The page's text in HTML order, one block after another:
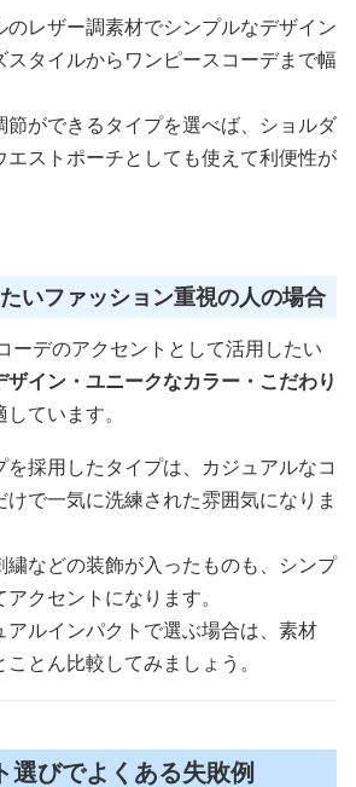
のレザー調素材でシンプルなデザイン
タイルからワンピースコーデまで幅
節ができるタイプを選べば、ショルダ
エストポーチとしても使えて利便性が
いファッション重視の人の場合
ーデのアクセントとして活用したい
ザイン・ユニークなカラー・こだわり
ています。
採用したタイプは、カジュアルなコ
で一気に洗練された雰囲気になりま
繍などの装飾が入ったものも、シンプ
クセントになります。
アルインパクトで選ぶ場合は、素材
とん比較してみましょう。
選びでよくある失敗例